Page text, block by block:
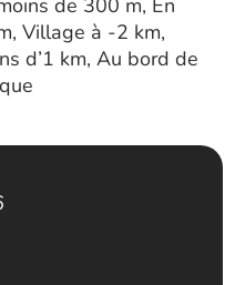
de 300 m, En
Village à -2 km,
d’1 km, Au bord de